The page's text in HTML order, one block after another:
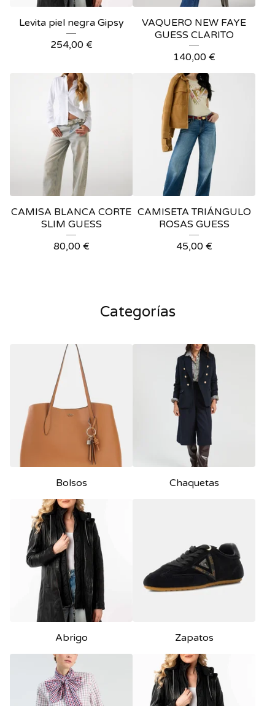
Levita piel negra Gipsy
254,00 €
VAQUERO NEW FAYE
GUESS CLARITO
140,00 €
CAMISA BLANCA CORTE
SLIM GUESS
80,00 €
CAMISETA TRIÁNGULO
ROSAS GUESS
45,00 €
Categorías
Bolsos Chaquetas
Abrigo Zapatos